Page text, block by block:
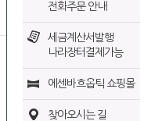
전화주문 안내
세금계산서발행
나라장터결제가능
에센바흐옵틱 쇼핑몰
찾아오시는 길